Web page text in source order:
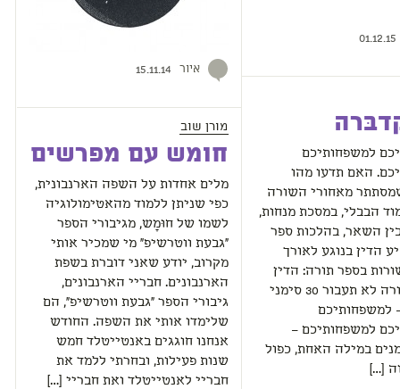
01.12.15
למשפחותיכם
האם תדעו מהו
מאחורי השורה
הבבלי, במסכת מנחות,
השאר, בהלכות ספר
הדין בנוגע לאורך
בספר תורה: הדין
קובע ששורה לא תעבור 30 סימני
למשפחותיכם
למשפחותיכם –
במילה האחת, כפול
[…]
איור 15.11.14
מורן שוב
חומש עם מפרשים
מלים אחדות על השפה הארנבונית,
כפי שניתן ללמוד מהאטימולוגיה
לשמו של חוּמָש, מגיבורי הספר
"גבעת ווטרשיפ" מי שמכיר אותי
מקרוב, יודע שאני דוברת בשפת
הארנבונים. חבריי הארנבונים,
גיבורי הספר "גבעת ווטרשיפ", הם
שלימדו אותי את השפה. החודש
אנחנו חוגגים באנטייטלד חמש
שנות פעילות, ובחרתי ללמד את
חבריי לאנטייטלד ואת חבריי […]